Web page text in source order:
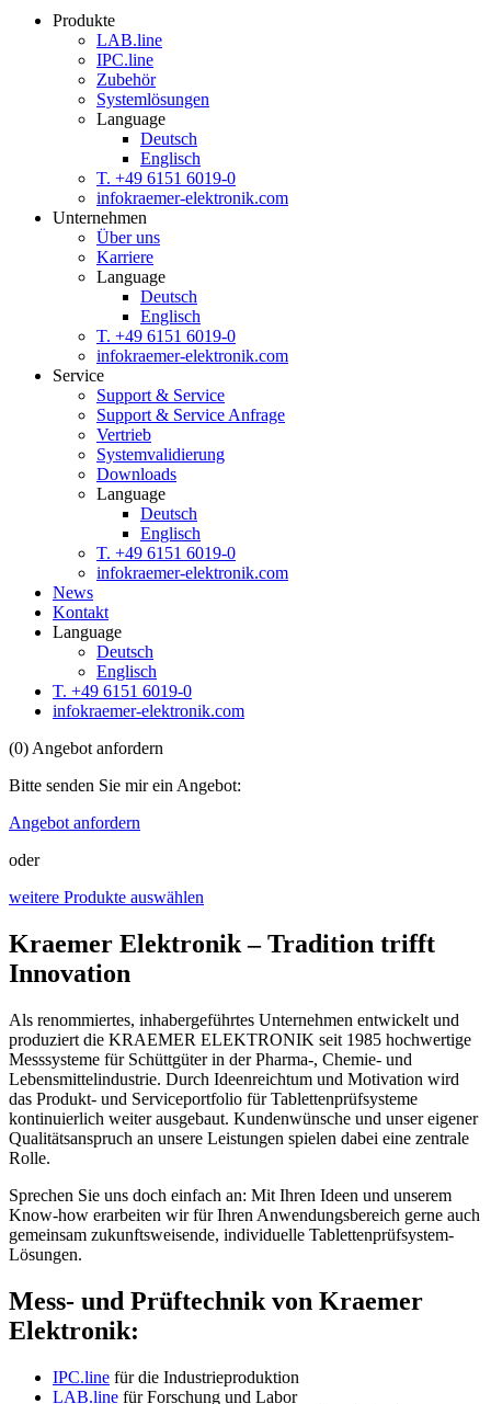
Produkte
LAB.line
IPC.line
Zubehör
Systemlösungen
Language
Deutsch
Englisch
T. +49 6151 6019-0
infokraemer-elektronik.com
Unternehmen
Über uns
Karriere
Language
Deutsch
Englisch
T. +49 6151 6019-0
infokraemer-elektronik.com
Service
Support & Service
Support & Service Anfrage
Vertrieb
Systemvalidierung
Downloads
Language
Deutsch
Englisch
T. +49 6151 6019-0
infokraemer-elektronik.com
News
Kontakt
Language
Deutsch
Englisch
T. +49 6151 6019-0
infokraemer-elektronik.com
(0) Angebot anfordern
Bitte senden Sie mir ein Angebot:
Angebot anfordern
oder
weitere Produkte auswählen
Kraemer Elektronik – Tradition trifft
Innovation
Als renommiertes, inhabergeführtes Unternehmen entwickelt und
produziert die KRAEMER ELEKTRONIK seit 1985 hochwertige
Messsysteme für Schüttgüter in der Pharma-, Chemie- und
Lebensmittel­industrie. Durch Ideenreichtum und Motivation wird
das Produkt- und Service­portfolio für Tabletten­prüfsysteme
kontinuierlich weiter ausgebaut. Kundenwünsche und unser eigener
Qualitätsanspruch an unsere Leistungen spielen dabei eine zentrale
Rolle.
Sprechen Sie uns doch einfach an: Mit Ihren Ideen und unserem
Know-how erarbeiten wir für Ihren Anwendungsbereich gerne auch
gemeinsam zukunftsweisende, individuelle Tabletten­prüfsystem-
Lösungen.
Mess- und Prüftechnik von Kraemer
Elektronik:
IPC.line für die Industrieproduktion
LAB.line für Forschung und Labor